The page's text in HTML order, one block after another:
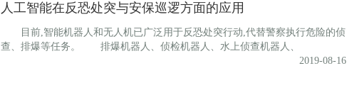
人工智能在反恐处突与安保巡逻方面的应用
目前,智能机器人和无人机已广泛用于反恐处突行动,代替警察执行危险的侦
查、排爆等任务。 排爆机器人、侦检机器人、水上侦查机器人、
2019-08-16